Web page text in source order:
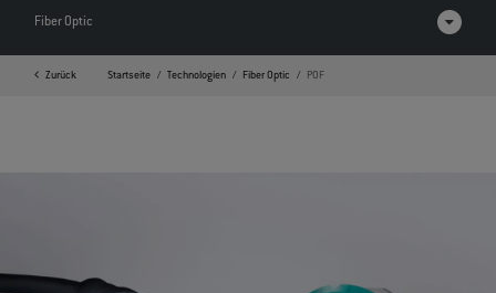
Fiber Optic
FAQ
Physical Contact
Zurück Startseite Technologien Fiber Optic POF